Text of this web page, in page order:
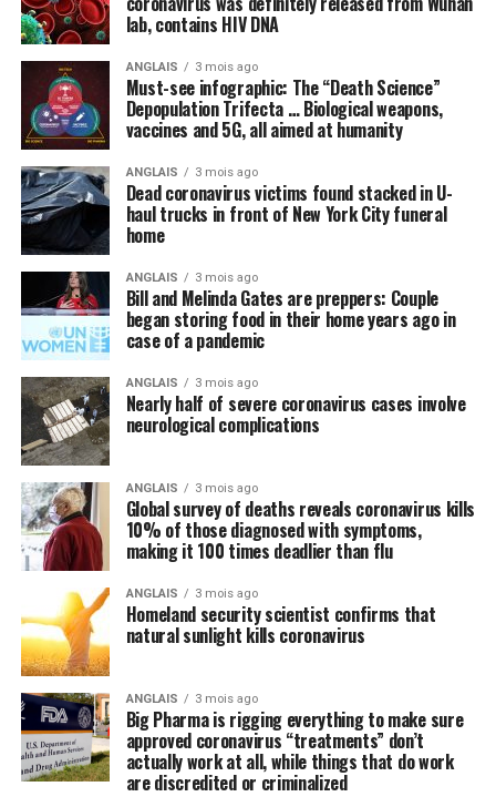
pouvez obtenir des renseignements impartiaux et des
outils pour vous aider à gérer votre argent auprès de
l’Agence de la consommation en matière financière du
Canada.
Post Views:2 371
lab, contains HIV DNA
ANGLAIS 3 mois ago
Must-see infographic: The “Death Science”
Depopulation Trifecta … Biological weapons,
vaccines and 5G, all aimed at humanity
ANGLAIS 3 mois ago
Dead coronavirus victims found stacked in U-
haul trucks in front of New York City funeral
home
ANGLAIS 3 mois ago
Bill and Melinda Gates are preppers: Couple
began storing food in their home years ago in
case of a pandemic
ANGLAIS 3 mois ago
Nearly half of severe coronavirus cases involve
neurological complications
ANGLAIS 3 mois ago
Global survey of deaths reveals coronavirus kills
10% of those diagnosed with symptoms,
making it 100 times deadlier than flu
ANGLAIS 3 mois ago
Homeland security scientist confirms that
natural sunlight kills coronavirus
ANGLAIS 3 mois ago
Big Pharma is rigging everything to make sure
approved coronavirus “treatments” don’t
actually work at all, while things that do work
are discredited or criminalized